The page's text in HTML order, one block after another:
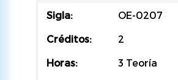
Sigla: OE-0207
Créditos: 2
Horas: 3 Teoría